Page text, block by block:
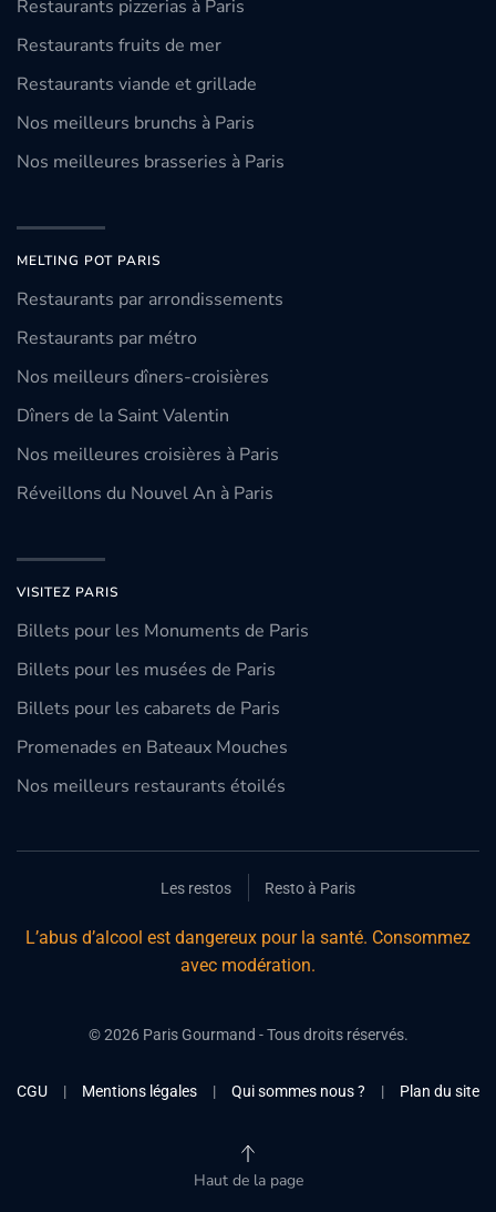
Restaurants pizzerias à Paris
Restaurants fruits de mer
Restaurants viande et grillade
Nos meilleurs brunchs à Paris
Nos meilleures brasseries à Paris
MELTING POT PARIS
Restaurants par arrondissements
Restaurants par métro
Nos meilleurs dîners-croisières
Dîners de la Saint Valentin
Nos meilleures croisières à Paris
Réveillons du Nouvel An à Paris
VISITEZ PARIS
Billets pour les Monuments de Paris
Billets pour les musées de Paris
Billets pour les cabarets de Paris
Promenades en Bateaux Mouches
Nos meilleurs restaurants étoilés
Les restos Resto à Paris
L’abus d’alcool est dangereux pour la santé. Consommez
avec modération.
©2026Paris Gourmand - Tous droits réservés.
CGU | Mentions légales | Qui sommes nous ? | Plan du site
Haut de la page